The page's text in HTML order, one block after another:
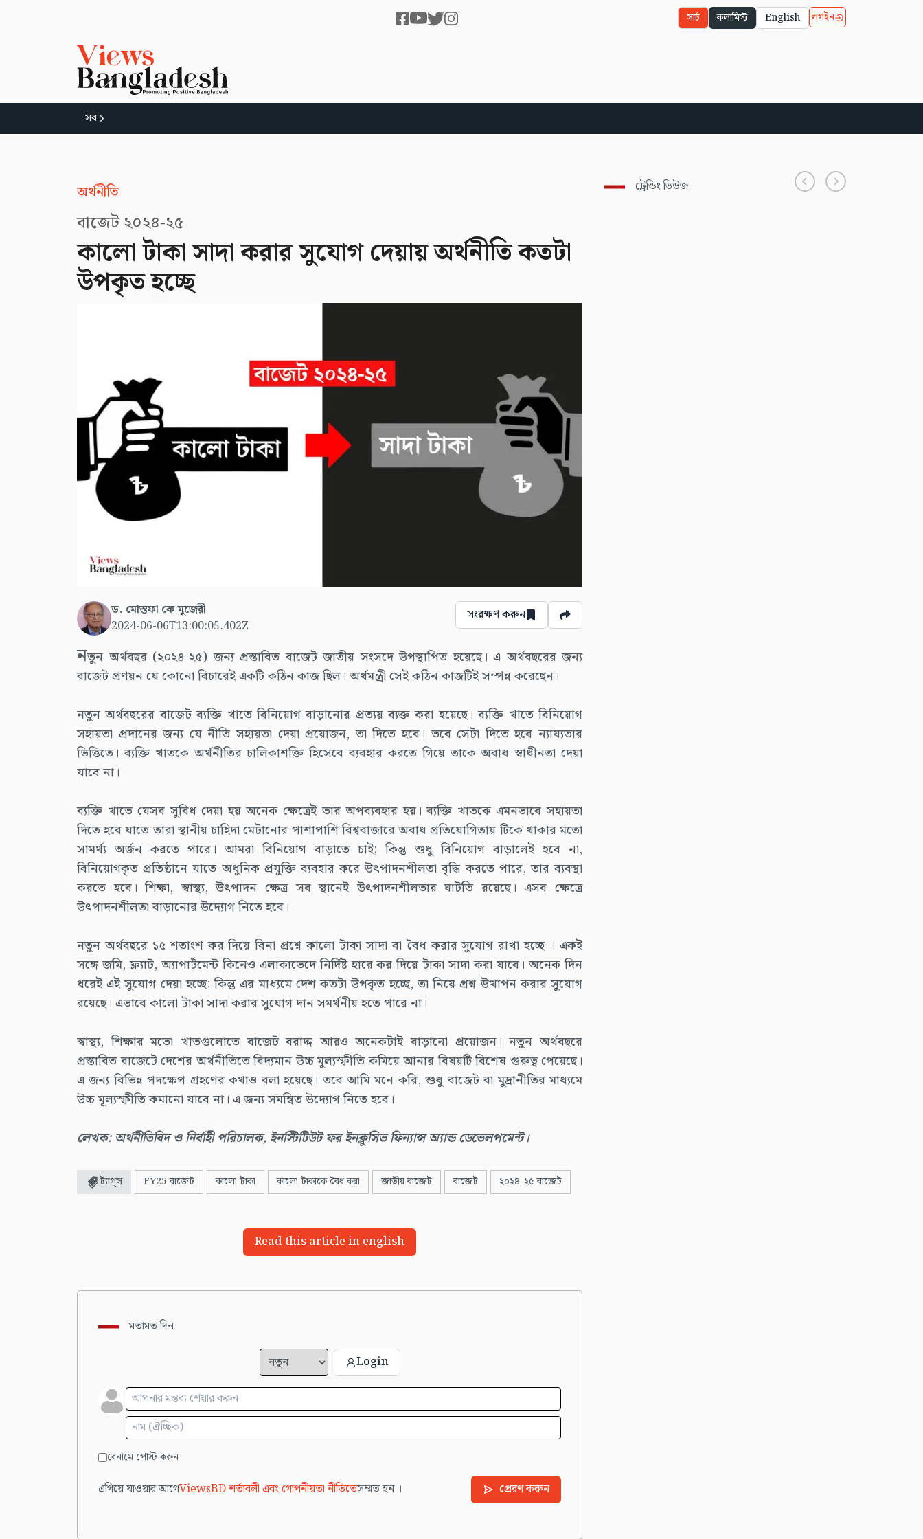
সার্চ কলামিস্ট English লগইন
সব
অর্থনীতি
বাজেট ২০২৪-২৫
কালো টাকা সাদা করার সুযোগ দেয়ায় অর্থনীতি কতটা
উপকৃত হচ্ছে
ড. মোস্তফা কে মুজেরী
2024-06-06T13:00:05.402Z
সংরক্ষণ করুন
নতুন অর্থবছর (২০২৪-২৫) জন্য প্রস্তাবিত বাজেট জাতীয় সংসদে উপস্থাপিত হয়েছে। এ অর্থবছরের জন্য
বাজেট প্রণয়ন যে কোনো বিচারেই একটি কঠিন কাজ ছিল। অর্থমন্ত্রী সেই কঠিন কাজটিই সম্পন্ন করেছেন।
নতুন অর্থবছরের বাজেট ব্যক্তি খাতে বিনিয়োগ বাড়ানোর প্রত্যয় ব্যক্ত করা হয়েছে। ব্যক্তি খাতে বিনিয়োগ
সহায়তা প্রদানের জন্য যে নীতি সহায়তা দেয়া প্রয়োজন, তা দিতে হবে। তবে সেটা দিতে হবে ন্যায্যতার
ভিত্তিতে। ব্যক্তি খাতকে অর্থনীতির চালিকাশক্তি হিসেবে ব্যবহার করতে গিয়ে তাকে অবাধ স্বাধীনতা দেয়া
যাবে না।
ব্যক্তি খাতে যেসব সুবিধ দেয়া হয় অনেক ক্ষেত্রেই তার অপব্যবহার হয়। ব্যক্তি খাতকে এমনভাবে সহায়তা
দিতে হবে যাতে তারা স্থানীয় চাহিদা মেটানোর পাশাপাশি বিশ্ববাজারে অবাধ প্রতিযোগিতায় টিকে থাকার মতো
সামর্থ্য অর্জন করতে পারে। আমরা বিনিয়োগ বাড়াতে চাই; কিন্তু শুধু বিনিয়োগ বাড়ালেই হবে না,
বিনিয়োগকৃত প্রতিষ্ঠানে যাতে অধুনিক প্রযুক্তি ব্যবহার করে উৎপাদনশীলতা বৃদ্ধি করতে পারে, তার ব্যবস্থা
করতে হবে। শিক্ষা, স্বাস্থ্য, উৎপাদন ক্ষেত্র সব স্থানেই উৎপাদনশীলতার ঘাটতি রয়েছে। এসব ক্ষেত্রে
উৎপাদনশীলতা বাড়ানোর উদ্যোগ নিতে হবে।
নতুন অর্থবছরে ১৫ শতাংশ কর দিয়ে বিনা প্রশ্নে কালো টাকা সাদা বা বৈধ করার সুযোগ রাখা হচ্ছে । একই
সঙ্গে জমি, ফ্ল্যাট, অ্যাপার্টমেন্ট কিনেও এলাকাভেদে নির্দিষ্ট হারে কর দিয়ে টাকা সাদা করা যাবে। অনেক দিন
ধরেই এই সুযোগ দেয়া হচ্ছে; কিন্তু এর মাধ্যমে দেশ কতটা উপকৃত হচ্ছে, তা নিয়ে প্রশ্ন উত্থাপন করার সুযোগ
রয়েছে। এভাবে কালো টাকা সাদা করার সুযোগ দান সমর্থনীয় হতে পারে না।
স্বাস্থ্য, শিক্ষার মতো খাতগুলোতে বাজেট বরাদ্দ আরও অনেকটাই বাড়ানো প্রয়োজন। নতুন অর্থবছরে
প্রস্তাবিত বাজেটে দেশের অর্থনীতিতে বিদ্যমান উচ্চ মূল্যস্ফীতি কমিয়ে আনার বিষয়টি বিশেষ গুরুত্ব পেয়েছে।
এ জন্য বিভিন্ন পদক্ষেপ গ্রহণের কথাও বলা হয়েছে। তবে আমি মনে করি, শুধু বাজেট বা মুদ্রানীতির মাধ্যমে
উচ্চ মূল্যস্ফীতি কমানো যাবে না। এ জন্য সমন্বিত উদ্যোগ নিতে হবে।
লেখক: অর্থনীতিবিদ ও নির্বাহী পরিচালক, ইনস্টিটিউট ফর ইনক্লুসিভ ফিন্যান্স অ্যান্ড ডেভেলপমেন্ট।
ট্যাগ্স FY25 বাজেট কালো টাকা কালো টাকাকে বৈধ করা জাতীয় বাজেট বাজেট ২০২৪-২৫ বাজেট
Read this article in english
মতামত দিন
Login
বেনামে পোস্ট করুন
এগিয়ে যাওয়ার আগেViewsBD শর্তাবলী এবং গোপনীয়তা নীতিতেসম্মত হন । প্রেরণ করুন
ট্রেন্ডিং ভিউজ